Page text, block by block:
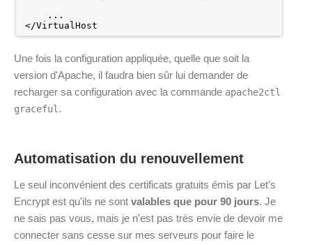
...
</VirtualHost
Une fois la configuration appliquée, quelle que soit la
version d'Apache, il faudra bien sûr lui demander de
recharger sa configuration avec la commande apache2ctl
graceful .
Automatisation du renouvellement
Le seul inconvénient des certificats gratuits émis par Let's
Encrypt est qu'ils ne sont valables que pour 90 jours. Je
ne sais pas vous, mais je n'est pas très envie de devoir me
connecter sans cesse sur mes serveurs pour faire le